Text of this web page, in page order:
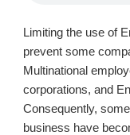
Limiting the use of
prevent some
Multinational
corporations, and
Consequently,
business have